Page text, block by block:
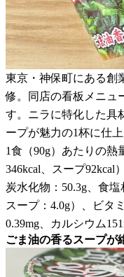
東京・神保町にある創
修。同店の看板メニュ
す。ニラに特化した具
ープが魅力の1杯に仕上
1食（90g）あたりの熱
346kcal、スープ92kcal
炭水化物：50.3g、食塩
スープ：4.0g）、ビタ
0.39mg、カルシウム
ごま油の香るスープが